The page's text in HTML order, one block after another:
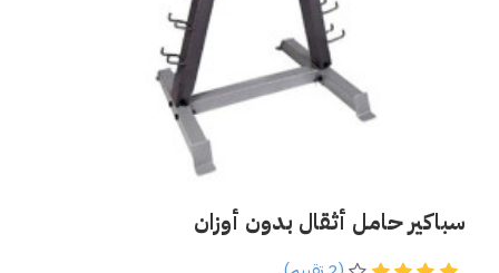
سباكير حامل أثقال بدون أوزان